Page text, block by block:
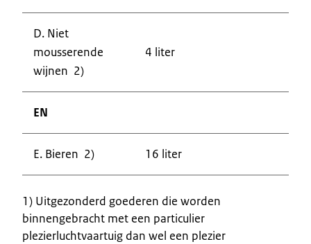
D. Niet
mousserende
wijnen 2)
4 liter
EN
E. Bieren 2) 16 liter
1) Uitgezonderd goederen die worden
binnengebracht met een particulier
plezierluchtvaartuig dan wel een plezier